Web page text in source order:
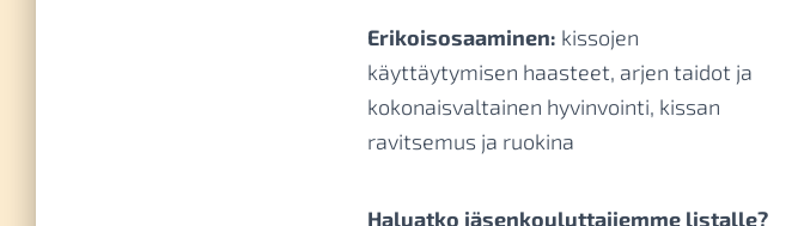
Erikoisosaaminen: kissojen
käyttäytymisen haasteet, arjen taidot ja
kokonaisvaltainen hyvinvointi, kissan
ravitsemus ja ruokina
Haluatko jäsenkouluttajiemme listalle?